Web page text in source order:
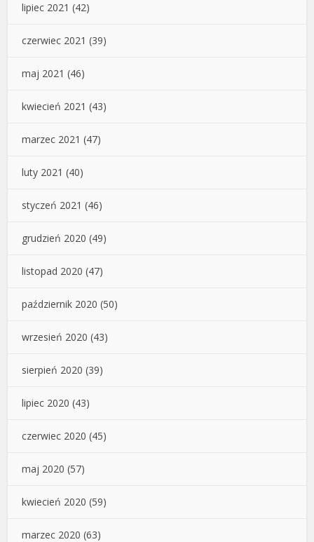
lipiec 2021 (42)
czerwiec 2021 (39)
maj 2021 (46)
kwiecień 2021 (43)
marzec 2021 (47)
luty 2021 (40)
styczeń 2021 (46)
grudzień 2020 (49)
listopad 2020 (47)
październik 2020 (50)
wrzesień 2020 (43)
sierpień 2020 (39)
lipiec 2020 (43)
czerwiec 2020 (45)
maj 2020 (57)
kwiecień 2020 (59)
marzec 2020 (63)